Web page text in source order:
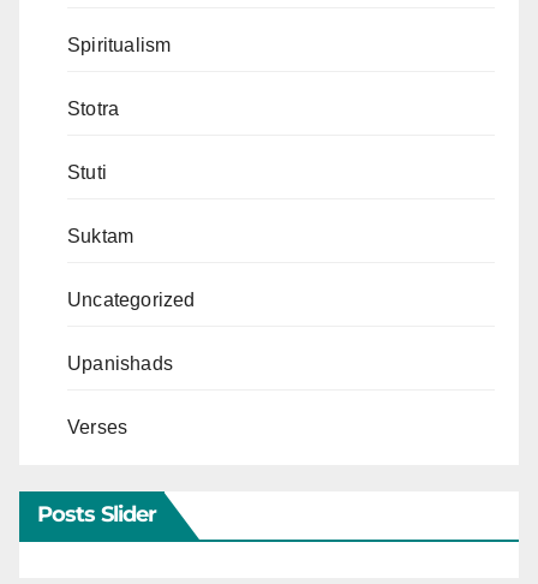
Spiritualism
Stotra
Stuti
Suktam
Uncategorized
Upanishads
Verses
Posts Slider